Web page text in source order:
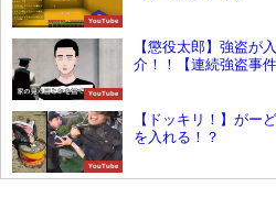
YouTube
YouTube
【懲役太郎】強盗が
介！！【連続強盗事件
YouTube
【ドッキリ！】がー
を入れる！？